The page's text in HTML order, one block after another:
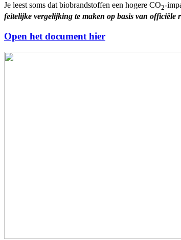
Je leest soms dat biobrandstoffen een hogere CO2-
feitelijke vergelijking te maken op basis van officiële
Open het document hier